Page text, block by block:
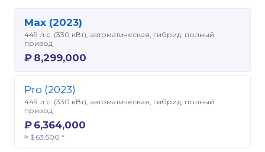
Max (2023)
449 л.с. (330 кВт), автоматическая, гибрид, полный
привод
₽ 8,299,000
Pro (2023)
449 л.с. (330 кВт), автоматическая, гибрид, полный
привод
₽ 6,364,000
≈ $ 63,500 *